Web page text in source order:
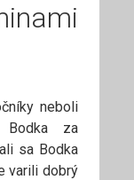
neboli
za
sa Bodka
varili dobrý